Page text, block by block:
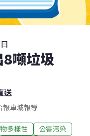
噸垃圾
送
報車城報導
多樣性
公害污染